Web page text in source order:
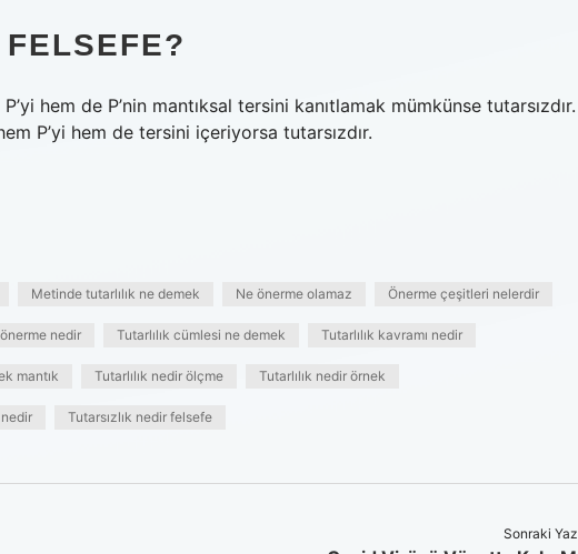
hem de P’nin mantıksal tersini kanıtlamak mümkünse tutarsızdır.
P’yi hem de tersini içeriyorsa tutarsızdır.
Metinde tutarlılık ne demek Ne önerme olamaz Önerme çeşitleri nelerdir
nedir Tutarlılık cümlesi ne demek Tutarlılık kavramı nedir
mantık Tutarlılık nedir ölçme Tutarlılık nedir örnek
Tutarsızlık nedir felsefe
Sonraki